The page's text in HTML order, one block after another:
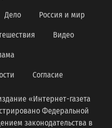
Дело Россия и мир
Видео
Согласие
«Интернет-газета
Федеральной
законодательства в